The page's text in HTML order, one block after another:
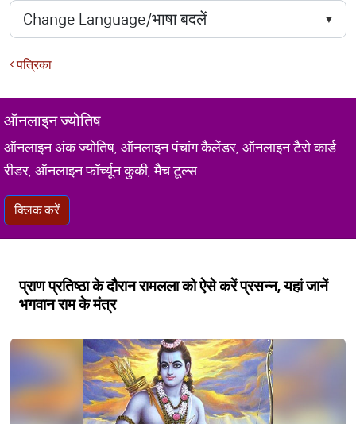
पत्रिका
ऑनलाइन ज्योतिष
ऑनलाइन अंक ज्योतिष, ऑनलाइन पंचांग कैलेंडर, ऑनलाइन टैरो कार्ड
रीडर, ऑनलाइन फॉर्च्यून कुकी, मैच टूल्स
क्लिक करें
प्राण प्रतिष्ठा के दौरान रामलला को ऐसे करें प्रसन्न, यहां जानें
भगवान राम के मंत्र